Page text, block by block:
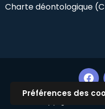
Préférences des
Charte déontologique
Copyright